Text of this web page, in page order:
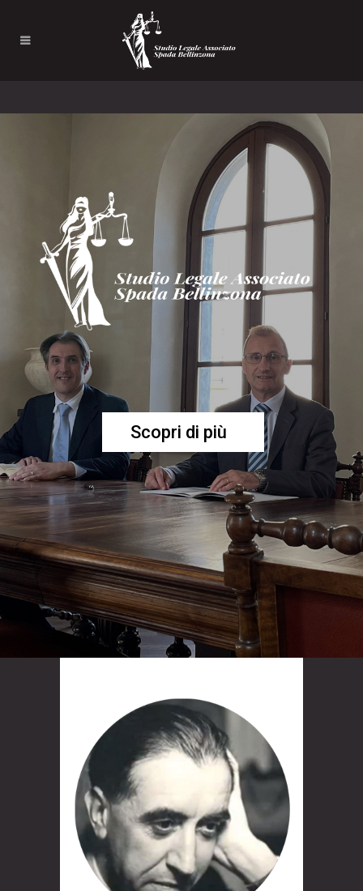
Scopri di più